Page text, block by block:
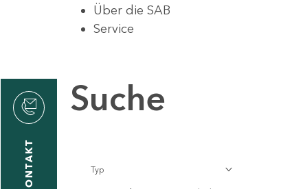
Über die SAB
Service
KONTAKT
Suche
Typ